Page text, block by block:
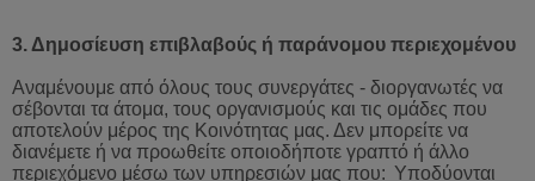
3. Δημοσίευση επιβλαβούς ή παράνομου περιεχομένου
Αναμένουμε από όλους τους συνεργάτες - διοργανωτές να
σέβονται τα άτομα, τους οργανισμούς και τις ομάδες που
αποτελούν μέρος της Κοινότητας μας. Δεν μπορείτε να
διανέμετε ή να προωθείτε οποιοδήποτε γραπτό ή άλλο
περιεχόμενο μέσω των υπηρεσιών μας που: Υποδύονται